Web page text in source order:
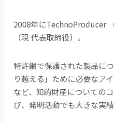
2008年にTechnoProducer
（現 代表取締役）。
特許網で保護された製品に
り越える」ために必要なア
など、知的財産についての
び、発明活動でも大きな実